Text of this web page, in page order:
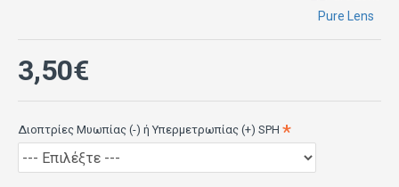
Genifilcon A
Περιεκτικότητα σε νερό
Καμπυλότητα (BC)8.60 mm
Pure Lens
3,50€
Διοπτρίες Μυωπίας (-) ή Υπερμετρωπίας (+) SPH